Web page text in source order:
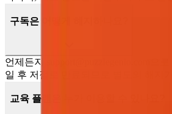
구독은 어떻게 해지하나요?
언제든지
으
일 후 저절로 만료되므로 별도의 해지
교육 플랜은 누가 이용할 수 있나요?